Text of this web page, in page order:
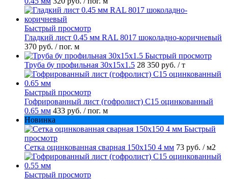
Быстрый просмотр
Гладкий лист 0.45 мм RAL 8017 шоколадно-коричневый
370 руб. / пог. м
Быстрый просмотр
Труба бу профильная 30х15х1.5 28 350 руб. / т
Быстрый просмотр
Гофрированный лист (гофролист) С15 оцинкованный
0.65 мм 433 руб. / пог. м
Новинка
Быстрый
просмотр
Сетка оцинкованная сварная 150х150 4 мм 73 руб. / м2
Быстрый просмотр